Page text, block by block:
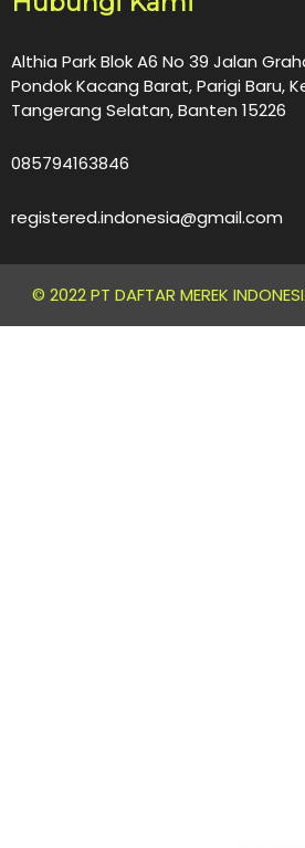
Althia Park Blok A6 No 39 Jalan
Pondok Kacang Barat, Parigi Baru,
Tangerang Selatan, Banten 15226
085794163846
registered.indonesia@gmail.com
© 2022 PT DAFTAR MEREK